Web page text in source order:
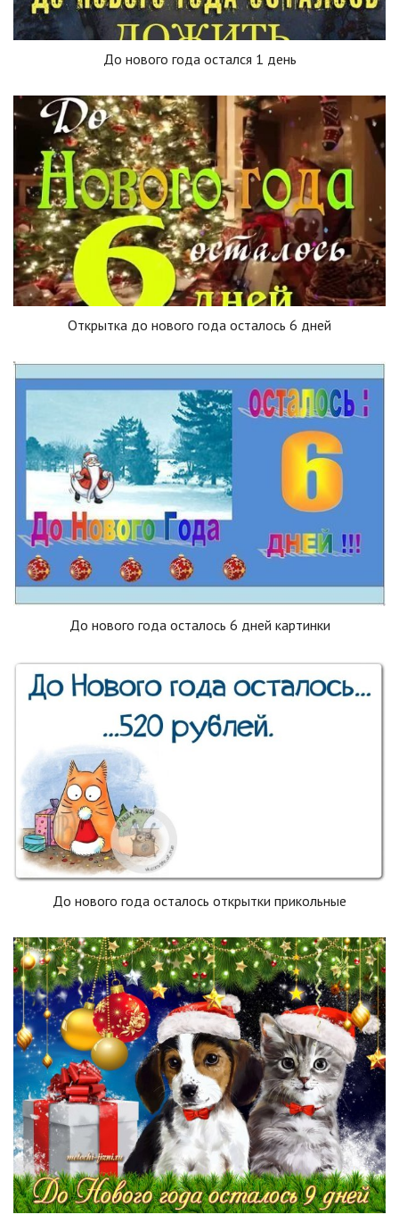
До нового года остался 1 день
Открытка до нового года осталось 6 дней
До нового года осталось 6 дней картинки
До нового года осталось открытки прикольные